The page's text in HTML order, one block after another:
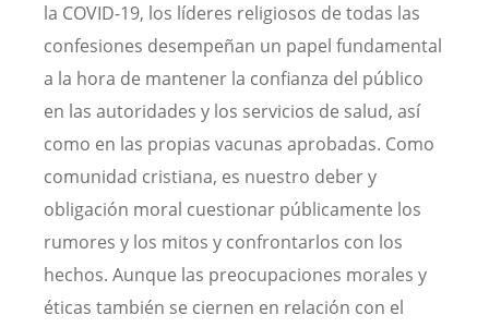
la COVID-19, los líderes religiosos de todas las
confesiones desempeñan un papel fundamental
a la hora de mantener la confianza del público
en las autoridades y los servicios de salud, así
como en las propias vacunas aprobadas. Como
comunidad cristiana, es nuestro deber y
obligación moral cuestionar públicamente los
rumores y los mitos y confrontarlos con los
hechos. Aunque las preocupaciones morales y
éticas también se ciernen en relación con el